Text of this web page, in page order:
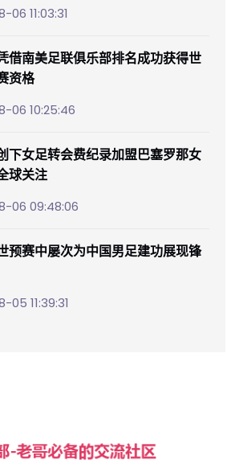
06 11:03:31
借南美足联俱乐部排名成功获得世
资格
06 10:25:46
下女足转会费纪录加盟巴塞罗那女
球关注
06 09:48:06
预赛中屡次为中国男足建功展现锋
05 11:39:31